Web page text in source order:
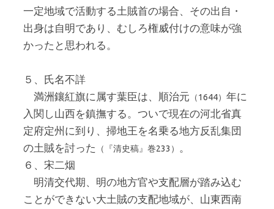
一定地域で活動する土賊首の場合、その出自・
出身は自明であり、むしろ権威付けの意味が強
かったと思われる。
５、氏名不詳
満洲鑲紅旗に属す葉臣は、順治元 （1644） 年に
入関し山西を鎮撫する。ついで現在の河北省真
定府定州に到り、掃地王を名乗る地方反乱集団
の土賊を討った
（『清史稿』巻233）
６、宋二烟
明清交代期、明の地方官や支配層が踏み込む
ことができない大土賊の支配地域が、山東西南